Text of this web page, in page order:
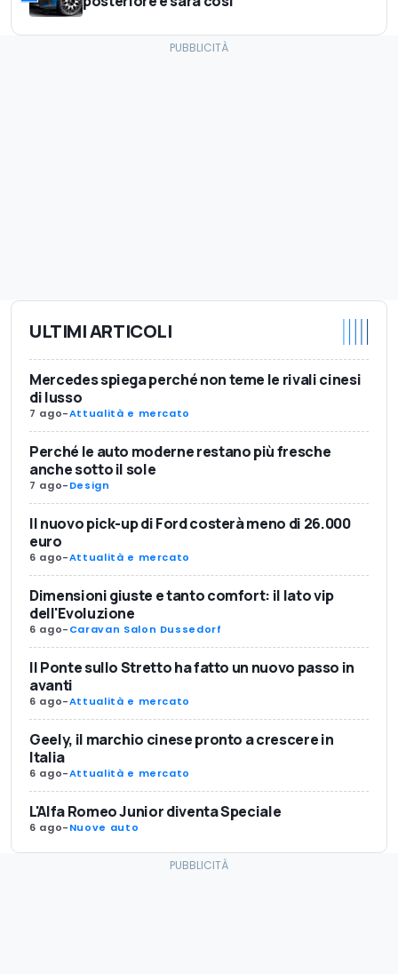
ULTIMI ARTICOLI
Mercedes spiega perché non teme le rivali cinesi
di lusso
7 ago-Attualità e mercato
Perché le auto moderne restano più fresche
anche sotto il sole
7 ago-Design
Il nuovo pick-up di Ford costerà meno di 26.000
euro
6 ago-Attualità e mercato
Dimensioni giuste e tanto comfort: il lato vip
dell'Evoluzione
6 ago-Caravan Salon Dussedorf
Il Ponte sullo Stretto ha fatto un nuovo passo in
avanti
6 ago-Attualità e mercato
Geely, il marchio cinese pronto a crescere in
Italia
6 ago-Attualità e mercato
L'Alfa Romeo Junior diventa Speciale
6 ago-Nuove auto